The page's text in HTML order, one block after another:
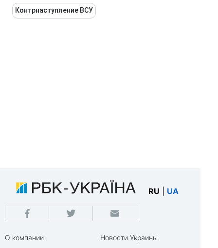
Контрнаступление ВСУ
RU UA
О компании
Новости Украины